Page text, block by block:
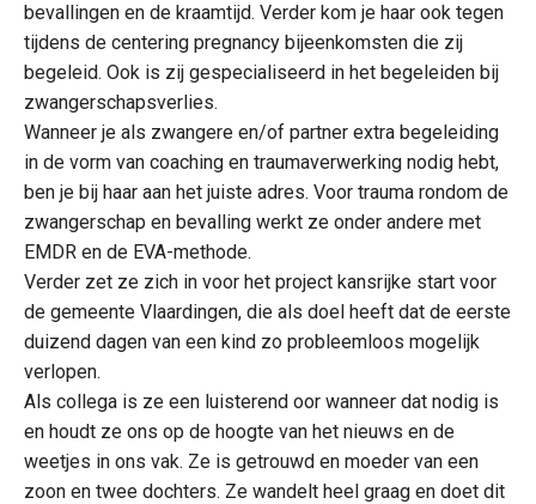
bevallingen en de kraamtijd. Verder kom je haar ook tegen
tijdens de centering pregnancy bijeenkomsten die zij
begeleid. Ook is zij gespecialiseerd in het begeleiden bij
zwangerschapsverlies.
Wanneer je als zwangere en/of partner extra begeleiding
in de vorm van coaching en traumaverwerking nodig hebt,
ben je bij haar aan het juiste adres. Voor trauma rondom de
zwangerschap en bevalling werkt ze onder andere met
EMDR en de EVA-methode.
Verder zet ze zich in voor het project kansrijke start voor
de gemeente Vlaardingen, die als doel heeft dat de eerste
duizend dagen van een kind zo probleemloos mogelijk
verlopen.
Als collega is ze een luisterend oor wanneer dat nodig is
en houdt ze ons op de hoogte van het nieuws en de
weetjes in ons vak. Ze is getrouwd en moeder van een
zoon en twee dochters. Ze wandelt heel graag en doet dit